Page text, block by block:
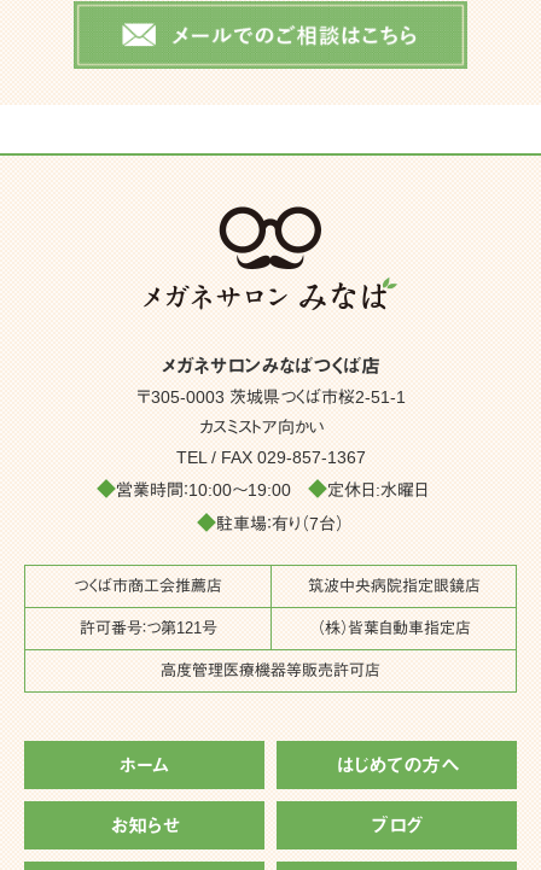
メガネサロンみなばつくば店
〒305-0003 茨城県つくば市桜2-51-1
カスミストア向かい
TEL / FAX 029-857-1367
◆営業時間：10:00～19:00 ◆定休日:水曜日
◆駐車場：有り（7台）
つくば市商工会推薦店 筑波中央病院指定眼鏡店
許可番号：つ第121号 （株）皆葉自動車指定店
高度管理医療機器等販売許可店
ホーム はじめての方へ
お知らせ ブログ